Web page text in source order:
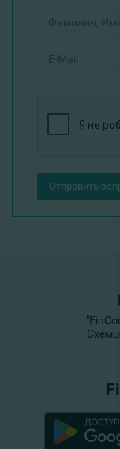
Отправить